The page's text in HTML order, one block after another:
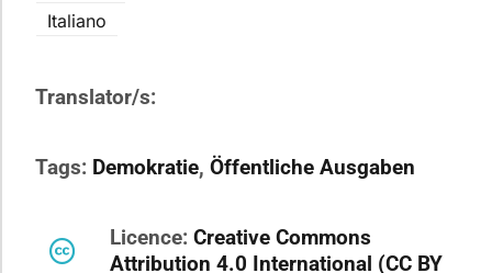
Italiano
Translator/s:
Tags: Demokratie, Öffentliche Ausgaben
Licence: Creative Commons
Attribution 4.0 International (CC BY